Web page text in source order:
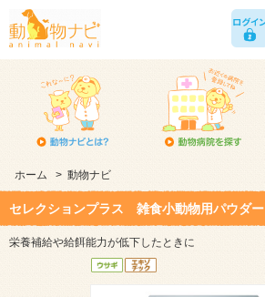
ホーム > 動物ナビ
セレクションプラス 雑食小動物用パウダー
栄養補給や給餌能力が低下したときに